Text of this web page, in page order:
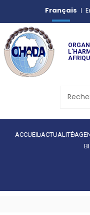
Français
ACCUEIL ACTUALITÉ